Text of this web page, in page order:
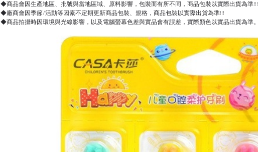
◆商品會因生產地區、批號與當地區域、原料影響，包裝而有所不同，商品包裝以實際出貨為準!!!
◆廠商會因季節/活動等因素不定期更新商品包裝、規格，商品包裝以實際出貨為準!!!
◆商品拍攝時因環境與光線影響，以及電腦螢幕色差與實品會有誤差，實際顏色以實品出貨為準。